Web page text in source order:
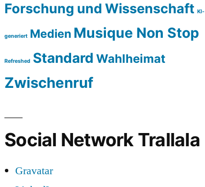
Forschung und Wissenschaft KI-
generiert Medien Musique Non Stop
Refreshed Standard Wahlheimat
Zwischenruf
Social Network Trallala
Gravatar